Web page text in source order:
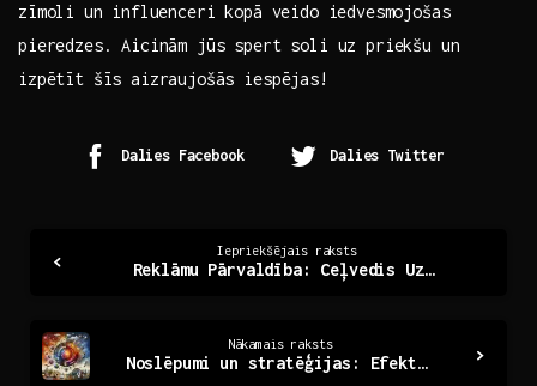
zīmoli un⁣ influenceri kopā veido iedvesmojošas
pieredzes. Aicinām jūs spert soli uz priekšu un‌
izpētīt šīs aizraujošās iespējas!
Dalies Facebook Dalies Twitter
Iepriekšējais raksts
Reklāmu Pārvaldība: Ceļvedis Uz Efektīvāku Stratēģiju
Nākamais raksts
Noslēpumi un stratēģijas: Efektīvas prese relīzes